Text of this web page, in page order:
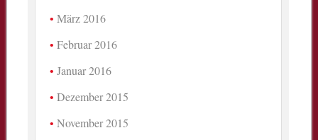
März 2016
Februar 2016
Januar 2016
Dezember 2015
November 2015